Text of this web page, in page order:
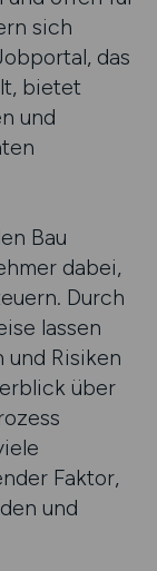
sich
das
bietet
und
Bau
dabei,
Durch
lassen
Risiken
über
Faktor,
und